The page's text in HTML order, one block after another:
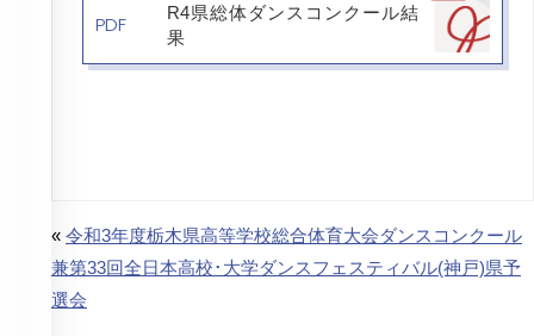
PDF
R4県総体ダンスコンクール結
果
« 令和3年度栃木県高等学校総合体育大会ダンスコンクール
兼第33回全日本高校･大学ダンスフェスティバル(神戸)県予
選会